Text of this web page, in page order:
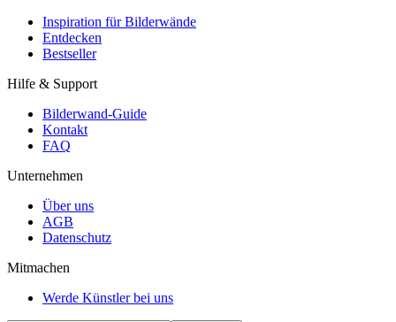
Inspiration für Bilderwände
Entdecken
Bestseller
Hilfe & Support
Bilderwand-Guide
Kontakt
FAQ
Unternehmen
Über uns
AGB
Datenschutz
Mitmachen
Werde Künstler bei uns